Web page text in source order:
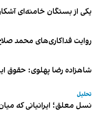
یکی از بستگان خامنه‌ای
روایت فداکاری‌های محمد صلاح؛ از سفرهای ۹ ساعته تا
شاهزاده رضا پهلوی: حقوق
تحلیل
نسل معلق؛ ایرانیانی که